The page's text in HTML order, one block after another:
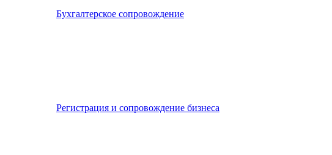
Бухгалтерское сопровождение
Регистрация и сопровождение бизнеса